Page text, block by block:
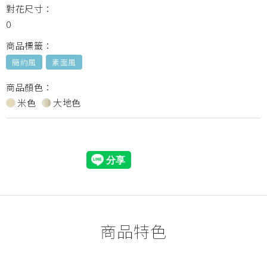
對花尺寸：
0
商品標籤：
簡約風 素面風
商品顏色：
米色
大地色
商品特色